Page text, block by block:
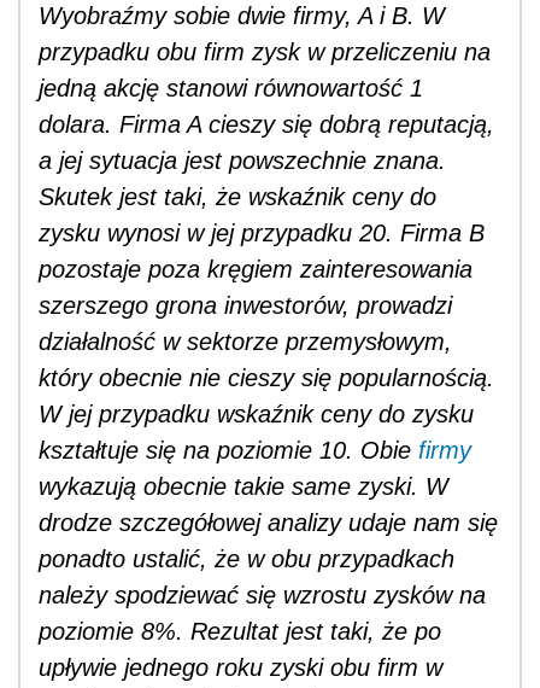
Wyobraźmy sobie dwie firmy, A i B. W
przypadku obu firm zysk w przeliczeniu na
jedną akcję stanowi równowartość 1
dolara. Firma A cieszy się dobrą reputacją,
a jej sytuacja jest powszechnie znana.
Skutek jest taki, że wskaźnik ceny do
zysku wynosi w jej przypadku 20. Firma B
pozostaje poza kręgiem zainteresowania
szerszego grona inwestorów, prowadzi
działalność w sektorze przemysłowym,
który obecnie nie cieszy się popularnością.
W jej przypadku wskaźnik ceny do zysku
kształtuje się na poziomie 10. Obie firmy
wykazują obecnie takie same zyski. W
drodze szczegółowej analizy udaje nam się
ponadto ustalić, że w obu przypadkach
należy spodziewać się wzrostu zysków na
poziomie 8%. Rezultat jest taki, że po
upływie jednego roku zyski obu firm w